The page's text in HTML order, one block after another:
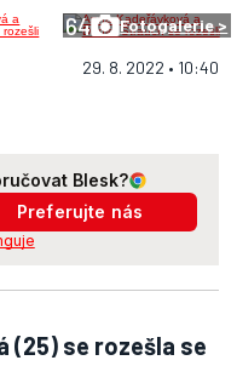
64 Fotogalerie >
29. 8. 2022 • 10:40
Blesk?
Preferujte nás
(25) se rozešla se